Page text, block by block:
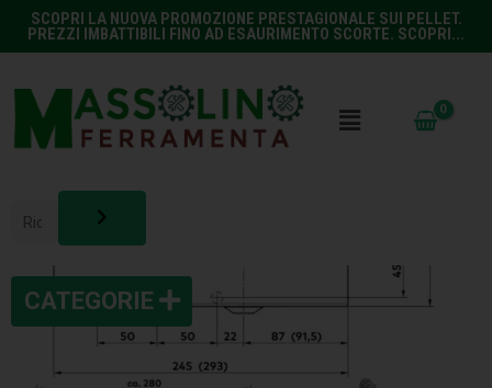
SCOPRI LA NUOVA PROMOZIONE PRESTAGIONALE SUI PELLET.
PREZZI IMBATTIBILI FINO AD ESAURIMENTO SCORTE. SCOPRI...